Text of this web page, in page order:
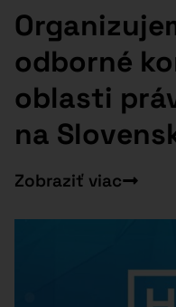
odborné
oblasti
na
Zobraziť viac